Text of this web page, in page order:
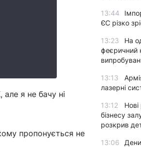
я не бачу ні
пропонується не
13:44
ЄС різко
13:23
На
феєричний
13:13
лазерні
13:12
бізнесу
розкрив
13:06